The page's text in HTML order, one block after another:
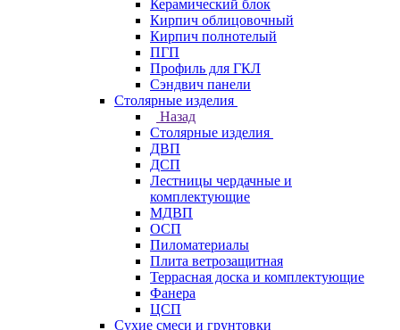
Керамический блок
Кирпич облицовочный
Кирпич полнотелый
ПГП
Профиль для ГКЛ
Сэндвич панели
Столярные изделия
Назад
Столярные изделия
ДВП
ДСП
Лестницы чердачные и
комплектующие
МДВП
ОСП
Пиломатериалы
Плита ветрозащитная
Террасная доска и комплектующие
Фанера
ЦСП
Сухие смеси и грунтовки